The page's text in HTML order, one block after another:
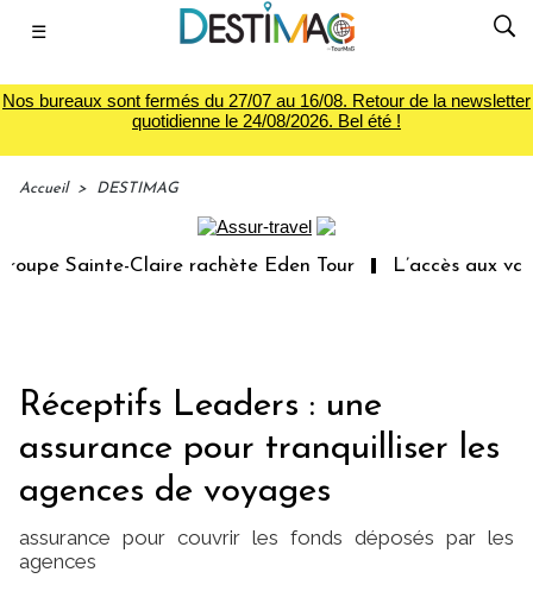
☰
Nos bureaux sont fermés du 27/07 au 16/08. Retour de la newsletter
quotidienne le 24/08/2026. Bel été !
Accueil > DESTIMAG
Sainte-Claire rachète Eden Tour L’accès aux
Réceptifs Leaders : une
assurance pour tranquilliser les
agences de voyages
assurance pour couvrir les fonds déposés par les
agences